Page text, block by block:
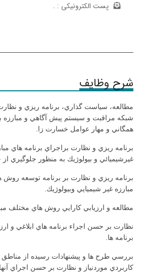
پست الکترونیکی : .
شرح وظایف
مطالعه، سياست گذاري، ‌برنامه ريزي و
شبكه مراقبت و سيستم پيش آگاهي و مبارزه
همگاني و مهار عوامل خسارت زا.
برنامه ريزي و نظارت براجراي برنامه هاي
غيرشيميائي و بيولوژيك به منظور جلوگيري
برنامه ريزي و نظارت بر برنامه توسعه روش
مبارزه غير شيميايي وبيولوژيك.
مطالعه و ارزيابي كارايي روش هاي مختلف
نظارت بر حسن اجراء برنامه هاي ابلاغي و
برنامه ها.
بررسي طرح ها و پيشنهادات رسيده از
كاربردي موردنياز و نظارت بر حسن اجراي آنها.